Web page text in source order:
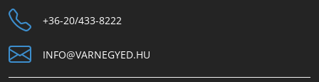
+36-20/433-8222
INFO@VARNEGYED.HU